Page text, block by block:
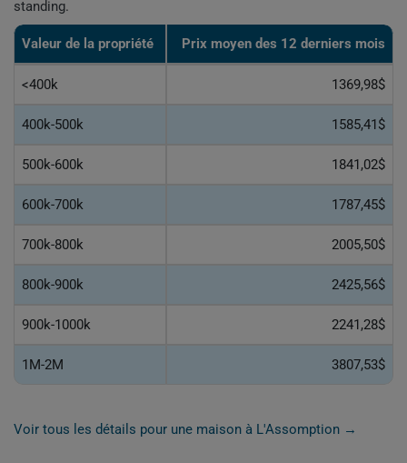
standing.
Valeur de la propriété Prix moyen des 12 derniers mois
<400k 1369,98$
400k-500k 1585,41$
500k-600k 1841,02$
600k-700k 1787,45$
700k-800k 2005,50$
800k-900k 2425,56$
900k-1000k 2241,28$
1M-2M 3807,53$
Voir tous les détails pour une maison à L'Assomption →